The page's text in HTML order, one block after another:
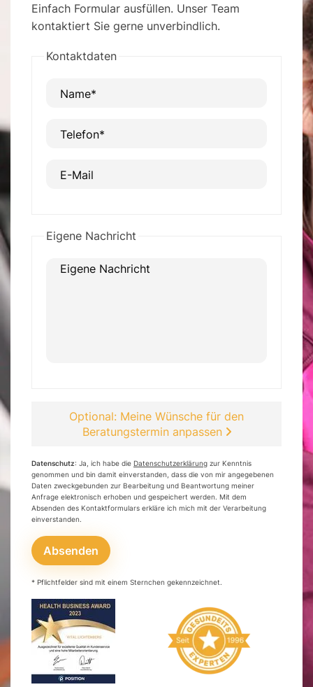
Einfach Formular ausfüllen. Unser Team
kontaktiert Sie gerne unverbindlich.
Kontaktdaten
Name*
Telefon*
E-Mail
Eigene Nachricht
Eigene Nachricht
Optional: Meine Wünsche für den
Beratungstermin anpassen
Datenschutz: Ja, ich habe die Datenschutzerklärung zur Kenntnis
genommen und bin damit einverstanden, dass die von mir angegebenen
Daten zweckgebunden zur Bearbeitung und Beantwortung meiner
Anfrage elektronisch erhoben und gespeichert werden. Mit dem
Absenden des Kontaktformulars erkläre ich mich mit der Verarbeitung
einverstanden.
Absenden
* Pflichtfelder sind mit einem Sternchen gekennzeichnet.